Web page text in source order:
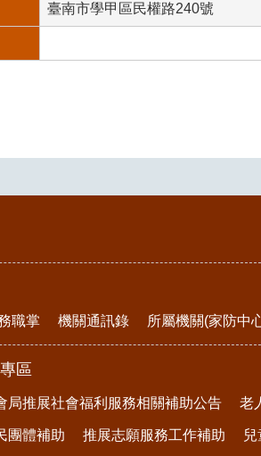
臺南市學甲區民權路240號
職掌 機關通訊錄 所屬機關(家防中
區
局推展社會福利服務相關補助公告 老
團體補助 推展志願服務工作補助